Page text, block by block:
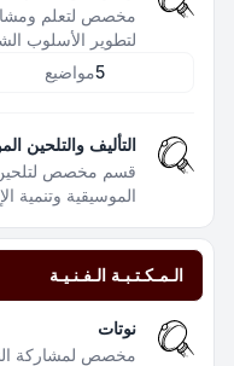
مخصص لتعلم
لتطوير الأسلوب
5مواضيع
التأليف والتلحين
قسم مخصص لتلحين
الموسيقية وتنمية
الـمـكـتـبـة الـفـنـيـة
نوتات
مخصص لمشاركة